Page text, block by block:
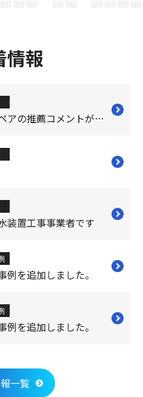
情報
ミツモアからスイドウリペアの推薦コメントが届きました！
装置工事事業者です
例を追加しました。
を追加しました。
一覧